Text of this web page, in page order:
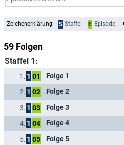
Zeichenerklärung: S Staffel E Episode
59 Folgen
Staffel 1:
1. 1 01 Folge 1
2. 1 02 Folge 2
3. 1 03 Folge 3
4. 1 04 Folge 4
5. 1 05 Folge 5